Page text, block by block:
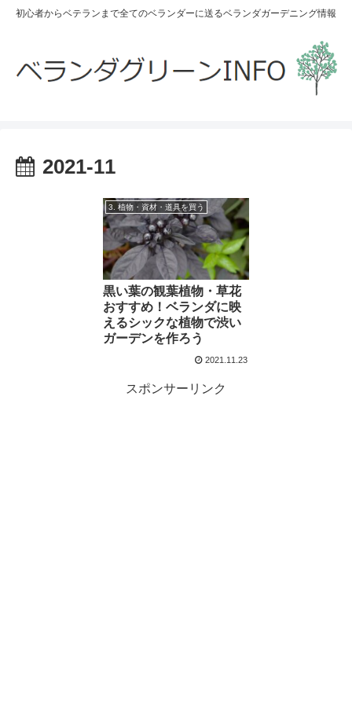
初心者からベテランまで全てのベランダーに送るベランダガーデニング情報
2021-11
3. 植物・資材・道具を買う
黒い葉の観葉植物・草花
おすすめ！ベランダに映
えるシックな植物で渋い
ガーデンを作ろう
2021.11.23
スポンサーリンク